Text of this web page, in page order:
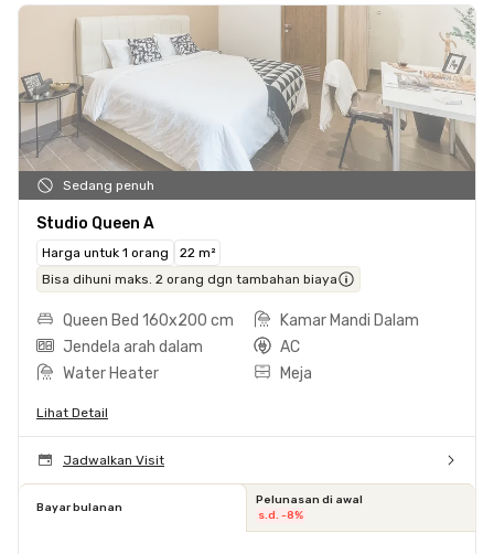
Sedang penuh
Studio Queen A
Harga untuk 1 orang
22 m²
Bisa dihuni maks. 2 orang dgn tambahan biaya
Queen Bed 160x200 cm
Kamar Mandi Dalam
Jendela arah dalam
AC
Water Heater
Meja
Lihat Detail
Jadwalkan Visit
Bayar bulanan
Pelunasan di awal
s.d. -8%